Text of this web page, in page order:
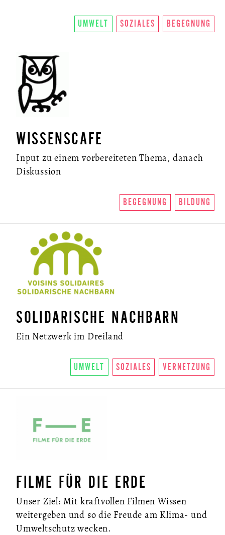
ÜBER UNS
U.LAB HUB
KONTAKT
NEWSLETTER
UMWELT SOZIALES BEGEGNUNG
WISSENSCAFE
Input zu einem vorbereiteten Thema, danach
Diskussion
BEGEGNUNG BILDUNG
SOLIDARISCHE NACHBARN
Ein Netzwerk im Dreiland
UMWELT SOZIALES VERNETZUNG
FILME FÜR DIE ERDE
Unser Ziel: Mit kraftvollen Filmen Wissen
weitergeben und so die Freude am Klima- und
Umweltschutz wecken.